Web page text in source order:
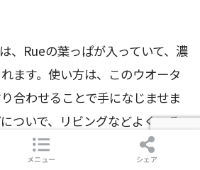
、Rueの葉っぱが入っていて、濃
ます。使い方は、このウオータ
合わせることで手になじませま
ついで、リビングなどよくいる
ょう。それだけで結構効果があ
メニュー シェア